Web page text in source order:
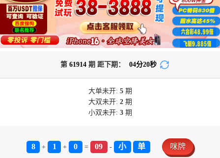
第 61914期 距下期： 04分19秒
大单未开: 5期
大双未开: 2期
小双未开: 3期
8 + 1 + 0 = 09 - 小 单 咪牌